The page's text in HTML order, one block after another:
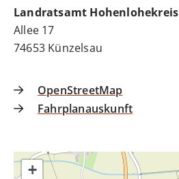
Landratsamt Hohenlohekreis
Allee 17
74653 Künzelsau
OpenStreetMap
Fahrplanauskunft
+